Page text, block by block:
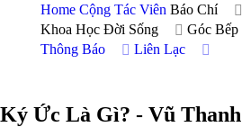
Home Cộng Tác Viên Báo Chí
Khoa Học Đời Sống
Góc Bếp
Thông Báo
Liên Lạc
Ký Ức Là Gì? - Vũ